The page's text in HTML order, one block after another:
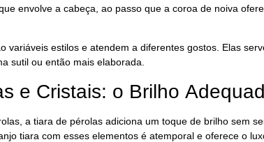
envolve a cabeça, ao passo que a coroa de noiva
variáveis estilos e atendem a diferentes gostos. Elas
sutil ou então mais elaborada.
e Cristais: o Brilho
a tiara de pérolas adiciona um toque de brilho sem
tiara com esses elementos é atemporal e oferece o